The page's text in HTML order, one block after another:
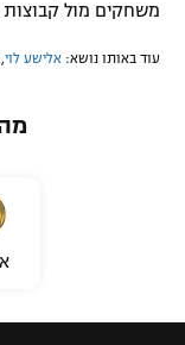
משחקים מול
עוד באותו נושא: אלישע לוי